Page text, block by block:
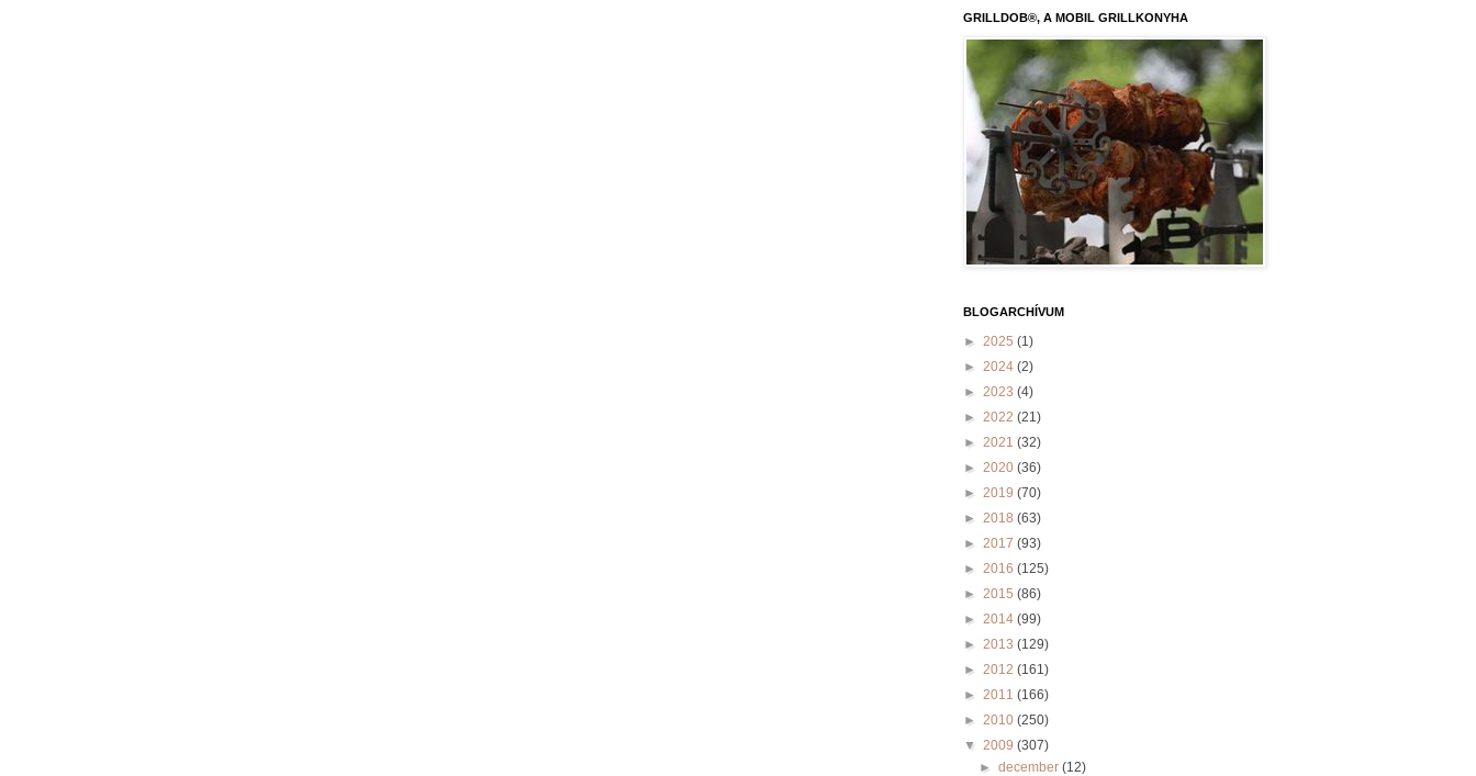
GRILLDOB®, A MOBIL GRILLKONYHA
BLOGARCHÍVUM
► 2025 (1)
► 2024 (2)
► 2023 (4)
► 2022 (21)
► 2021 (32)
► 2020 (36)
► 2019 (70)
► 2018 (63)
► 2017 (93)
► 2016 (125)
► 2015 (86)
► 2014 (99)
► 2013 (129)
► 2012 (161)
► 2011 (166)
► 2010 (250)
▼ 2009 (307)
►december(12)